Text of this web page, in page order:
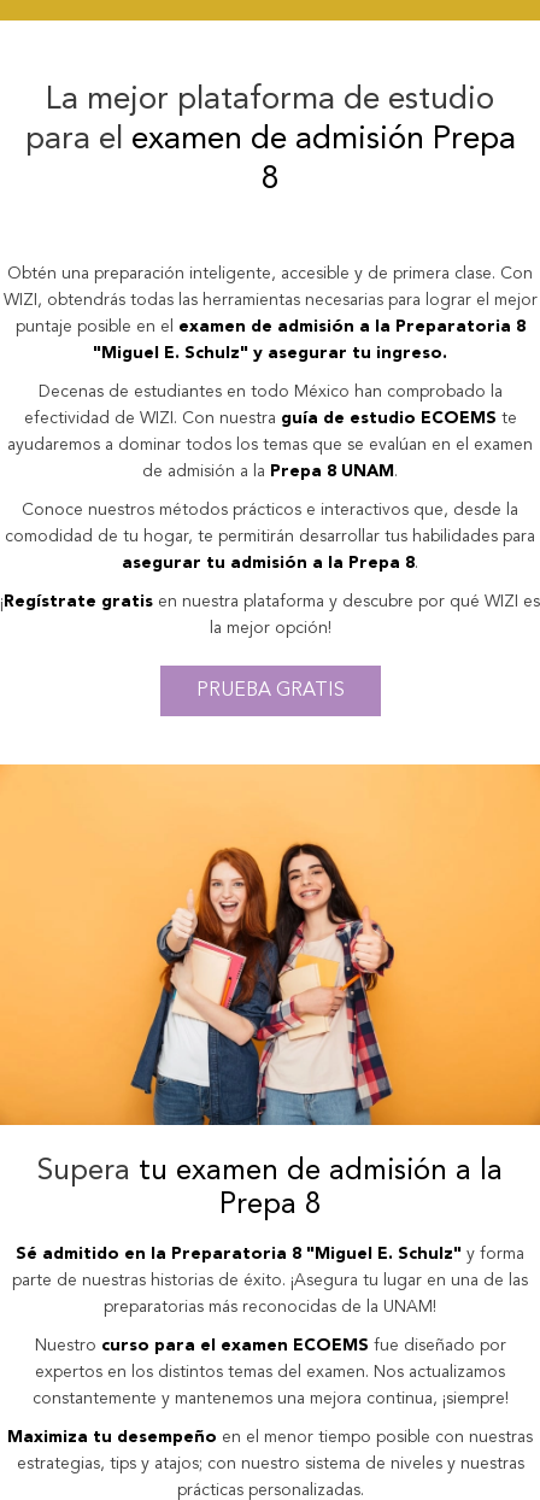
La mejor plataforma de estudio
para el examen de admisión Prepa
8
Obtén una preparación inteligente, accesible y de primera clase. Con
WIZI, obtendrás todas las herramientas necesarias para lograr el mejor
puntaje posible en el
examen de admisión a la Preparatoria 8
"Miguel E. Schulz" y asegurar tu ingreso.
Decenas de estudiantes en todo México han comprobado la
efectividad de WIZI. Con nuestra guía de estudio ECOEMS te
ayudaremos a dominar todos los temas que se evalúan en el examen
de admisión a la Prepa 8 UNAM .
Conoce nuestros métodos prácticos e interactivos que, desde la
comodidad de tu hogar, te permitirán desarrollar tus habilidades para
asegurar tu admisión a la Prepa 8.
¡ Regístrate gratis en nuestra plataforma y descubre por qué WIZI es
la mejor opción!
PRUEBA GRATIS
Supera tu examen de admisión a la
Prepa 8
Sé admitido en la Preparatoria 8 "Miguel E. Schulz" y forma
parte de nuestras historias de éxito. ¡Asegura tu lugar en una de las
preparatorias más reconocidas de la UNAM!
Nuestro curso para el examen ECOEMS fue diseñado por
expertos en los distintos temas del examen. Nos actualizamos
constantemente y mantenemos una mejora continua, ¡siempre!
Maximiza tu desempeño en el menor tiempo posible con nuestras
estrategias, tips y atajos; con nuestro sistema de niveles y nuestras
prácticas personalizadas.